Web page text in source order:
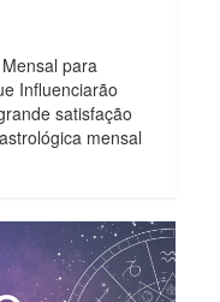
para
Influenciarão
satisfação
mensal